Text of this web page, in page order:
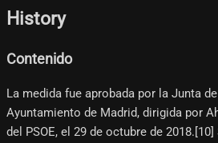
History
Contenido
La medida fue aprobada por la Junta
Ayuntamiento de Madrid, dirigida por
del PSOE, el 29 de octubre de